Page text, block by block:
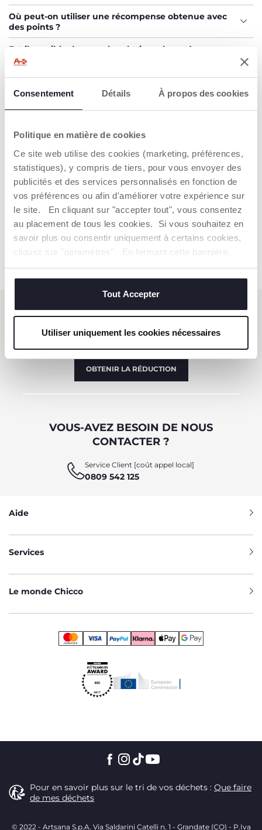
Consentement Détails À propos des cookies
Politique en matière de cookies
Ce site web utilise des cookies (marketing, préférences,
statistiques), y compris de tiers, pour vous envoyer des
publicités et des services personnalisés en fonction de
vos préférences ou afin d'améliorer votre expérience sur
le site. En cliquant sur "accepter tout", vous consentez
au placement de tous les cookies. Si vous souhaitez en
savoir plus ou consentir uniquement à certains cookies,
cliquez sur "paramètres". En fermant cette bannière,
vous consentez à l'utilisation des seuls cookies
techniques, qui sont essentiels au service demandé.
Tout Accepter
Utiliser uniquement les cookies nécessaires
Où peut-on utiliser une récompense obtenue avec
des points ?
Est-il possible de cumuler plusieurs bons de
réduction lors d’un même achat ?
VOUS N'AVEZ PAS TROUVÉ LA
chat en ligne.
Remplissezle formulaire de contact.
Ou contactezle Service Client(prix d'un appel local) en
appelant le0809 542 125*.
*Fonctionnant du lundi au vendredi (sauf jours fériés) de 9 heures à 17
S'ABONNER À LA NEWSLETTER
Immédiatement pour vous un bon de 10 € à
dépenser en ligne.
OBTENIR LA RÉDUCTION
VOUS-AVEZ BESOIN DE NOUS
CONTACTER ?
Service Client [coût appel local]
0809 542 125
Aide
Services
Le monde Chicco
Pour en savoir plus sur le tri de vos déchets : Que faire
de mes déchets
© 2022 - Artsana S.p.A. Via Saldarini Catelli n. 1 - Grandate (CO) - P.Iva